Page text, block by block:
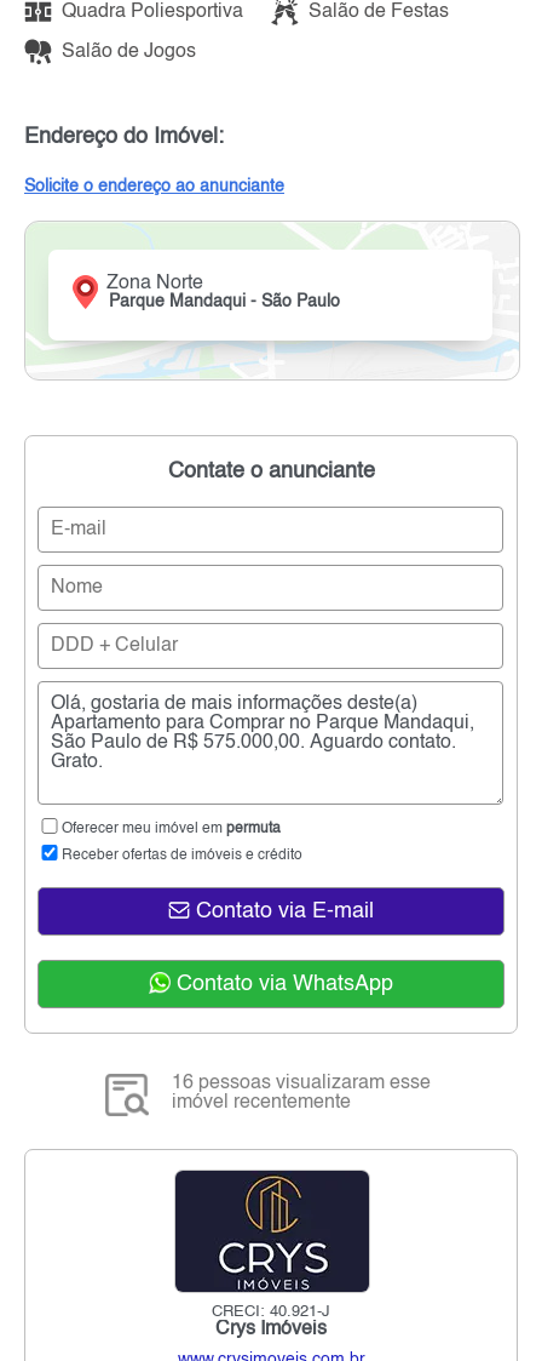
Quadra Poliesportiva Salão de Festas
Salão de Jogos
Endereço do Imóvel:
Solicite o endereço ao anunciante
Zona Norte
Parque Mandaqui - São Paulo
Contate o anunciante
Oferecer meu imóvel em permuta
Receber ofertas de imóveis e crédito
Contato via E-mail
Contato via WhatsApp
16 pessoas visualizaram esse
imóvel recentemente
CRECI: 40.921-J
Crys Imóveis